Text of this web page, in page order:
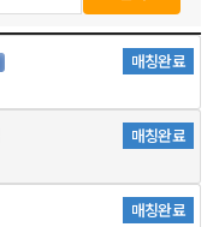
매칭완료
매칭완료
매칭완료